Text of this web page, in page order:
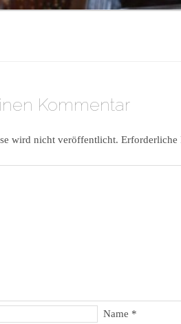
Kommentar
wird nicht veröffentlicht.
Name *